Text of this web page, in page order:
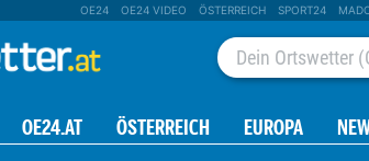
OE24 OE24 VIDEO ÖSTERREICH SPORT24
OE24.AT ÖSTERREICH EUROPA